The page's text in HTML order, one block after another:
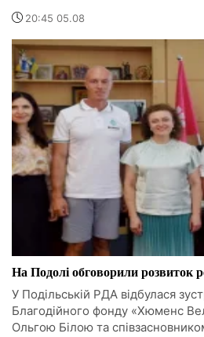
20:45 05.08
На Подолі обговорили розвиток
У Подільській РДА відбулася
Благодійного фонду «Хюменс
Ольгою Білою та